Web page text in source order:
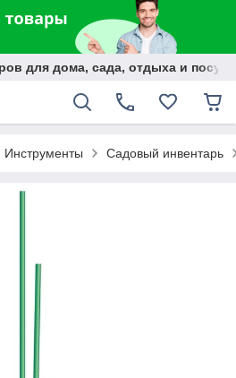
для дома, сада, отдыха и
Инструменты Садовый инвентарь